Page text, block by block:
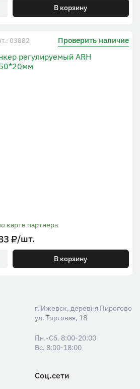
В корзину
03882 Проверить наличие
регулируемый ARH
карте партнера
₽/шт.
В корзину
г. Ижевск, деревня Пирогово
ул. Торговая, 18
Пн.-Сб. 8:00-20:00
Вс. 8:00-18:00
Соц.сети